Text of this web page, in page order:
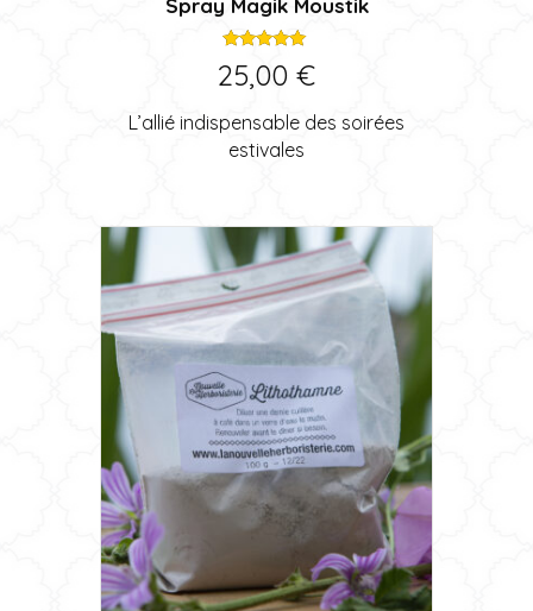
5.00
sur 5
25,00 €
L’allié indispensable des soirées
estivales